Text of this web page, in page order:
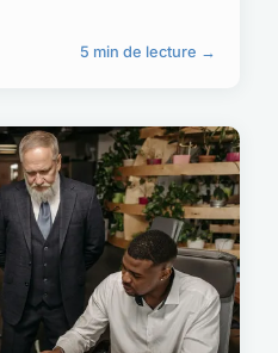
5 min de lecture →